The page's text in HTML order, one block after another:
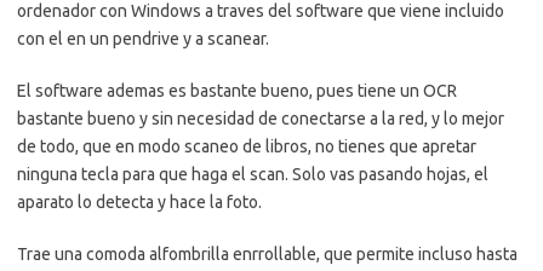
ordenador con Windows a traves del software que viene incluido
con el en un pendrive y a scanear.
El software ademas es bastante bueno, pues tiene un OCR
bastante bueno y sin necesidad de conectarse a la red, y lo mejor
de todo, que en modo scaneo de libros, no tienes que apretar
ninguna tecla para que haga el scan. Solo vas pasando hojas, el
aparato lo detecta y hace la foto.
Trae una comoda alfombrilla enrrollable, que permite incluso hasta